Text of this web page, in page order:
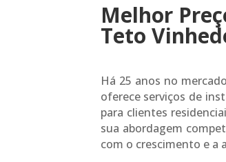
Melhor
Teto
Há 25 anos no
oferece serviços de
para clientes
sua abordagem
com o crescimento e a